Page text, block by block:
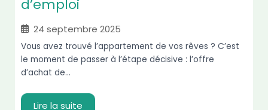
d’emploi
24 septembre 2025
Vous avez trouvé l’appartement de vos rêves ? C’est
le moment de passer à l’étape décisive : l’offre
d’achat de...
Lire la suite